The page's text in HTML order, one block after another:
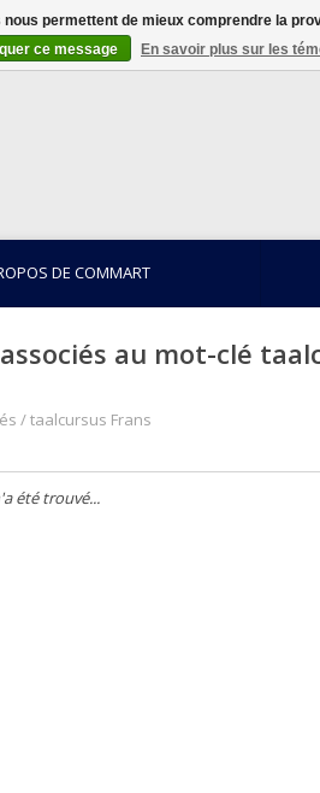
DE COMMART
au mot-clé
/taalcursus Frans
été trouvé...
permettent de mieux comprendre la
ce message
En savoir plus sur les